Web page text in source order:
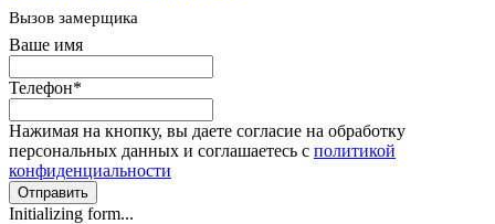
Вызов замерщика
Ваше имя
Телефон*
Нажимая на кнопку, вы даете согласие на обработку
персональных данных и соглашаетесь с политикой
конфиденциальности
Отправить
Initializing form...